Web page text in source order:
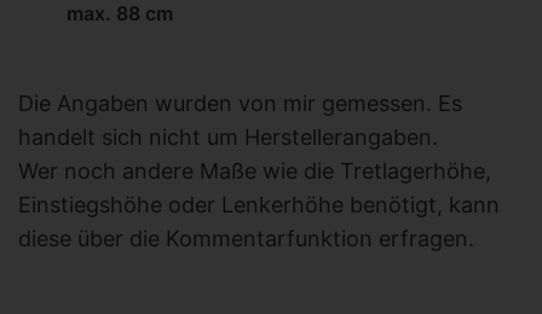
max. 88 cm
Die Angaben wurden von mir gemessen. Es
handelt sich nicht um Herstellerangaben.
Wer noch andere Maße wie die Tretlagerhöhe,
Einstiegshöhe oder Lenkerhöhe benötigt, kann
diese über die Kommentarfunktion erfragen.